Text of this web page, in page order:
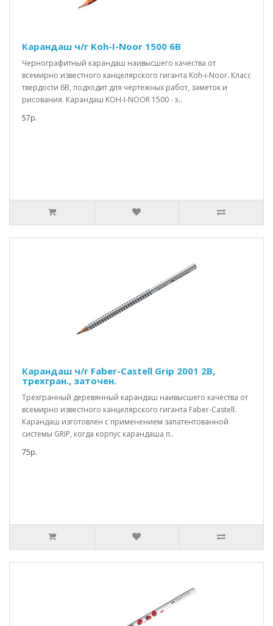
Карандаш ч/г Koh-I-Noor 1500 6В
Чернографитный карандаш наивысшего качества от
всемирно известного канцелярского гиганта Koh-i-Noor. Класс
твердости 6B, подходит для чертежных работ, заметок и
рисования. Карандаш KOH-I-NOOR 1500 - э..
57р.
Карандаш ч/г Faber-Castell Grip 2001 2B,
трехгран., заточен.
Трехгранный деревянный карандаш наивысшего качества от
всемирно известного канцелярского гиганта Faber-Castell.
Карандаш изготовлен с применением запатентованной
системы GRIP, когда корпус карандаша п..
75р.